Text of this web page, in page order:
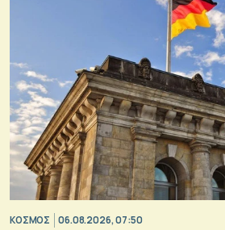
ΚΟΣΜΟΣ 06.08.2026, 07:50